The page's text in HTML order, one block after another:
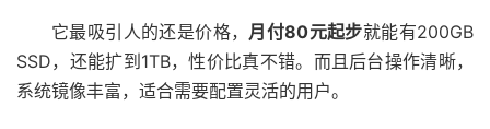
它最吸引人的还是价格， 月付80元起步就能有200GB
SSD，还能扩到1TB，性价比真不错。而且后台操作清晰，
系统镜像丰富，适合需要配置灵活的用户。